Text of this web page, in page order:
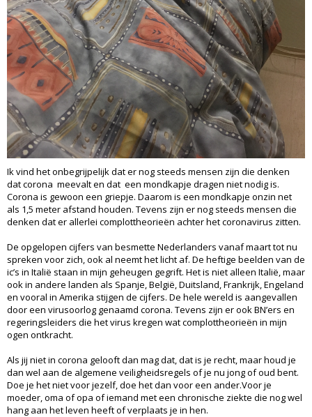
Ik vind het onbegrijpelijk dat er nog steeds mensen zijn die denken
dat corona meevalt en dat een mondkapje dragen niet nodig is.
Corona is gewoon een griepje. Daarom is een mondkapje onzin net
als 1,5 meter afstand houden. Tevens zijn er nog steeds mensen die
denken dat er allerlei complottheorieën achter het coronavirus zitten.
De opgelopen cijfers van besmette Nederlanders vanaf maart tot nu
spreken voor zich, ook al neemt het licht af. De heftige beelden van de
ic’s in Italië staan in mijn geheugen gegrift. Het is niet alleen Italië, maar
ook in andere landen als Spanje, België, Duitsland, Frankrijk, Engeland
en vooral in Amerika stijgen de cijfers. De hele wereld is aangevallen
door een virusoorlog genaamd corona. Tevens zijn er ook BN’ers en
regeringsleiders die het virus kregen wat complottheorieën in mijn
ogen ontkracht.
Als jij niet in corona gelooft dan mag dat, dat is je recht, maar houd je
dan wel aan de algemene veiligheidsregels of je nu jong of oud bent.
Doe je het niet voor jezelf, doe het dan voor een ander.Voor je
moeder, oma of opa of iemand met een chronische ziekte die nog wel
hang aan het leven heeft of verplaats je in hen.